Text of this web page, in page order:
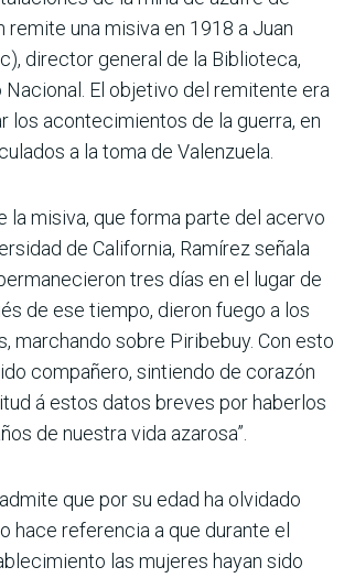
remite una misiva en 1918 a Juan
director general de la Biblioteca,
El objetivo del remitente era
los acontecimientos de la guerra, en
a la toma de Valenzuela.
la misiva, que forma parte del acervo
de California, Ramírez señala
tres días en el lugar de
de ese tiempo, dieron fuego a los
marchando sobre Piribebuy. Con esto
compañero, sintiendo de corazón
á estos datos breves por haberlos
de nuestra vida azarosa”.
que por su edad ha olvidado
hace referencia a que durante el
las mujeres hayan sido